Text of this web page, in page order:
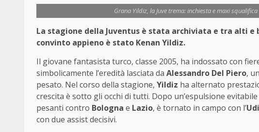
Grana Yildiz, la Juve trema: inchiesta e maxi
La stagione della Juventus è stata archiviata e tra alti e
convinto appieno è stato Kenan Yildiz.
Il giovane fantasista turco, classe 2005, ha indossato con
simbolicamente l’eredità lasciata da Alessandro Del Piero,
pesato. Nel corso della stagione, Yildiz ha alternato
crescita è sotto gli occhi di tutti. Dopo un’espulsione
pesanti contro Bologna e Lazio, è tornato in campo con l’
con due assist decisivi.